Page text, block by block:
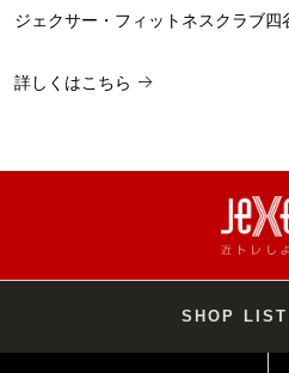
ジェクサー・フィットネスクラブ四
詳しくはこちら
SHOP LIST